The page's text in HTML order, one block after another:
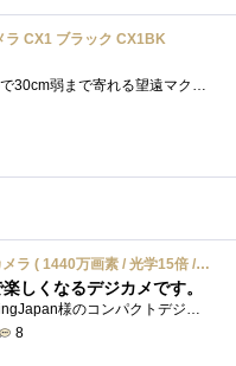
ラ CX1 ブラック CX1BK
望遠側(200mm相当)で30cm弱まで寄れる望遠マクロが使いやすいです。フォーカスブラケットで5枚連写し、蛙の目の部分を拡大しながら5枚を比較して�...
万画素 / 光学15倍 / レッド ) AP15RD
しくなるデジカメです。
今回はGeneralImagingJapan様のコンパクトデジタルカメラ「AGFAPHOTOAP15」のレビューをさせていただくことになりました。個人的に最近、スマートフォン...
8